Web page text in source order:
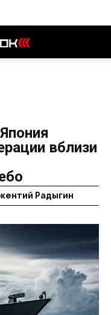
вблизи
Радыгин